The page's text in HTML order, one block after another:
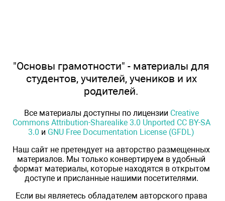
"Основы грамотности" - материалы для
студентов, учителей, учеников и их
родителей.
Все материалы доступны по лицензии Creative
Commons Attribution-Sharealike 3.0 Unported CC BY-SA
3.0 и GNU Free Documentation License (GFDL)
Наш сайт не претендует на авторство размещенных
материалов. Мы только конвертируем в удобный
формат материалы, которые находятся в открытом
доступе и присланные нашими посетителями.
Если вы являетесь обладателем авторского права